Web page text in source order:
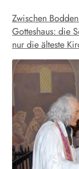
Zwischen
Gotteshaus: die
nur die älteste